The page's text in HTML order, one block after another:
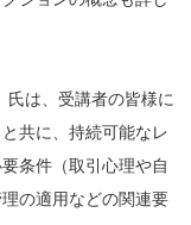
氏は、受講者の皆様に
共に、持続可能なレ
条件（取引心理や自
の適用などの関連要